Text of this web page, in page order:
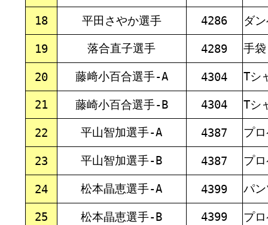
18 平田さやか選手 4286 ダ
19 落合直子選手 4289 手
20 藤﨑小百合選手-A 4304 Tシ
21 藤崎小百合選手-B 4304 Tシ
22 平山智加選手-A 4387 プ
23 平山智加選手-B 4387 プ
24 松本晶恵選手-A 4399 パ
25 松本晶恵選手-B 4399 プ